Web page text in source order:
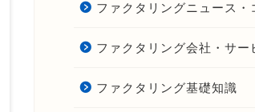
ファクタリングニュース・
ファクタリング会社・サー
ファクタリング基礎知識